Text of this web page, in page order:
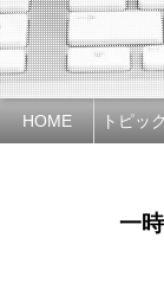
HOME トピッ
一